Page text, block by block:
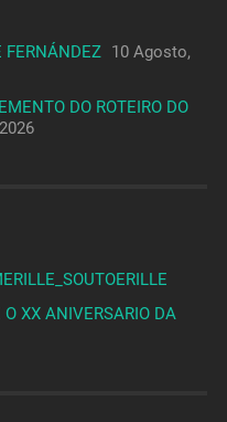
FERNÁNDEZ 10 Agosto,
DO ROTEIRO DO
XX ANIVERSARIO DA